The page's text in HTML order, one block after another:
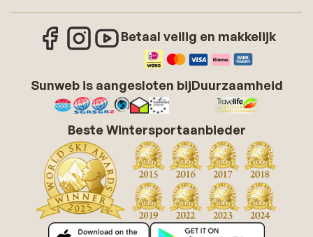
Betaal veilig en makkelijk
Sunweb is aangesloten bijDuurzaamheid
Beste Wintersportaanbieder